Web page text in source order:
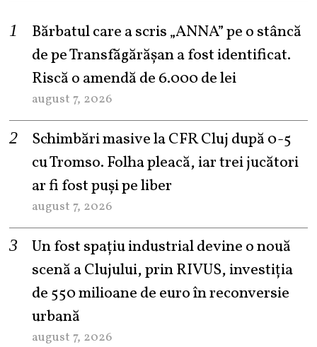
Bărbatul care a scris „ANNA” pe o stâncă
de pe Transfăgărășan a fost identificat.
Riscă o amendă de 6.000 de lei
august 7, 2026
Schimbări masive la CFR Cluj după 0-5
cu Tromso. Folha pleacă, iar trei jucători
ar fi fost puși pe liber
august 7, 2026
Un fost spațiu industrial devine o nouă
scenă a Clujului, prin RIVUS, investiția
de 550 milioane de euro în reconversie
urbană
august 7, 2026